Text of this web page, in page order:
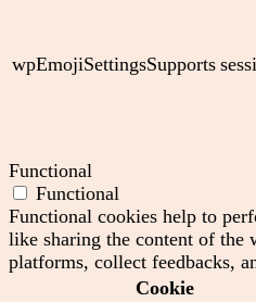
wpEmojiSettingsSupports
Functional
Functional
Functional cookies help to
like sharing the content of the
platforms, collect feedbacks,
Cookie